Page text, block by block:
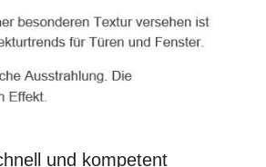
und kompetent